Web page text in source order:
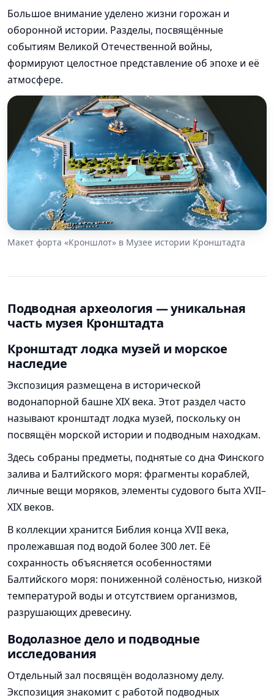
Большое внимание уделено жизни горожан и
оборонной истории. Разделы, посвящённые
событиям Великой Отечественной войны,
формируют целостное представление об эпохе и её
атмосфере.
Макет форта «Кроншлот» в Музее истории Кронштадта
Подводная археология — уникальная
часть музея Кронштадта
Кронштадт лодка музей и морское
наследие
Экспозиция размещена в исторической
водонапорной башне XIX века. Этот раздел часто
называют кронштадт лодка музей, поскольку он
посвящён морской истории и подводным находкам.
Здесь собраны предметы, поднятые со дна Финского
залива и Балтийского моря: фрагменты кораблей,
личные вещи моряков, элементы судового быта XVII–
XIX веков.
В коллекции хранится Библия конца XVII века,
пролежавшая под водой более 300 лет. Её
сохранность объясняется особенностями
Балтийского моря: пониженной солёностью, низкой
температурой воды и отсутствием организмов,
разрушающих древесину.
Водолазное дело и подводные
исследования
Отдельный зал посвящён водолазному делу.
Экспозиция знакомит с работой подводных